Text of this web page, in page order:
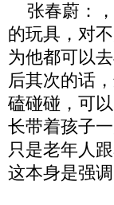
张春蔚：，
的玩具，对
为他都可以
后其次的话
磕碰碰，可
长带着孩子
只是老年人
这本身是强